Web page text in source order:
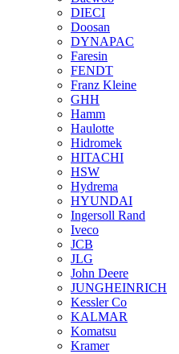
DIECI
Doosan
DYNAPAC
Faresin
FENDT
Franz Kleine
GHH
Hamm
Haulotte
Hidromek
HITACHI
HSW
Hydrema
HYUNDAI
Ingersoll Rand
Iveco
JCB
JLG
John Deere
JUNGHEINRICH
Kessler Co
KALMAR
Komatsu
Kramer